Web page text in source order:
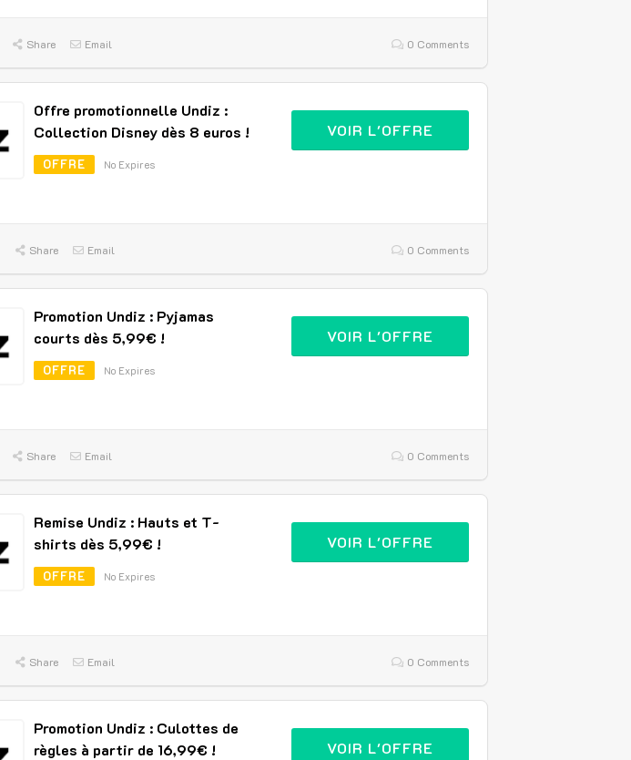
Share Email 0 Comments
Offre promotionnelle Undiz :
Collection Disney dès 8 euros !
OFFRE No Expires
VOIR L'OFFRE
Share Email 0 Comments
Promotion Undiz : Pyjamas
courts dès 5,99€ !
OFFRE No Expires
VOIR L'OFFRE
Share Email 0 Comments
Remise Undiz : Hauts et T-
shirts dès 5,99€ !
OFFRE No Expires
VOIR L'OFFRE
Share Email 0 Comments
Promotion Undiz : Culottes de
règles à partir de 16,99€ !
VOIR L'OFFRE